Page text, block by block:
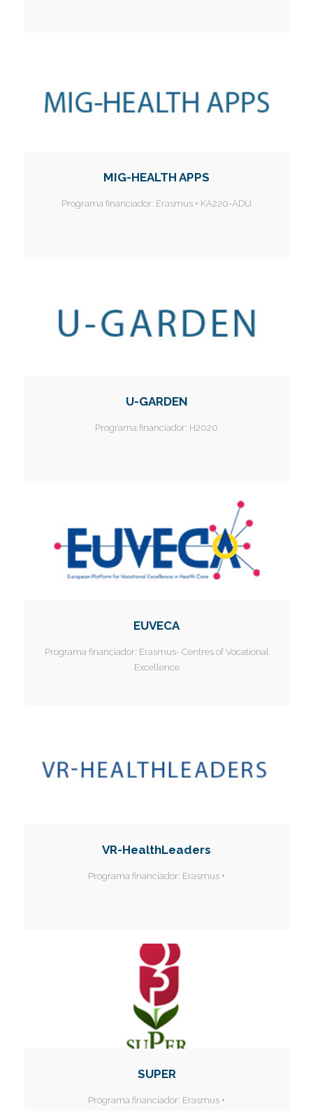
MIG-HEALTH APPS
Programa financiador: Erasmus + KA220-ADU
U-GARDEN
Programa financiador: H2020
EUVECA
Programa financiador: Erasmus- Centres of Vocational
Excellence
VR-HealthLeaders
Programa financiador: Erasmus +
SUPER
Programa financiador: Erasmus +